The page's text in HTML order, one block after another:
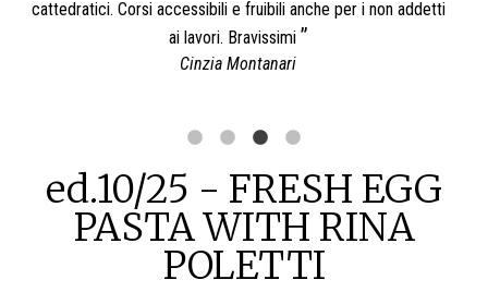
professionisti. Personale preparato e varietà di proposte e la
scuola di cucina è molto bella.
Fabrizia Ferri
ed.10/25 - FRESH EGG
PASTA WITH RINA
POLETTI